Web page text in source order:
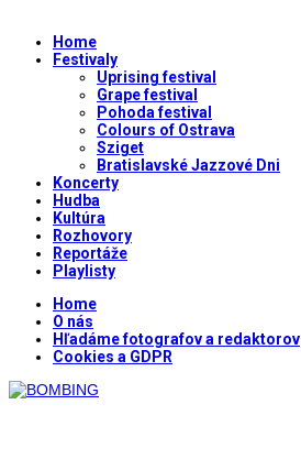
Home
Festivaly
Uprising festival
Grape festival
Pohoda festival
Colours of Ostrava
Sziget
Bratislavské Jazzové Dni
Koncerty
Hudba
Kultúra
Rozhovory
Reportáže
Playlisty
Home
O nás
Hľadáme fotografov a redaktorov
Cookies a GDPR